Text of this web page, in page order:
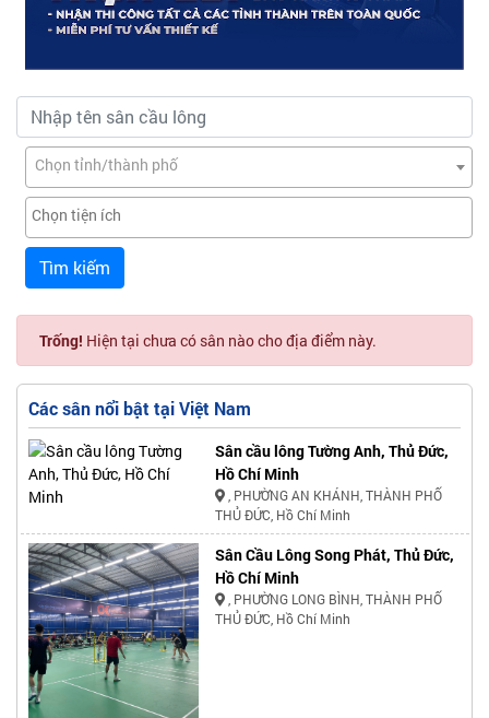
Chọn tỉnh/thành phố
Tìm kiếm
Trống! Hiện tại chưa có sân nào cho địa điểm này.
Các sân nổi bật tại Việt Nam
Sân cầu lông Tường Anh, Thủ Đức,
Hồ Chí Minh
, PHƯỜNG AN KHÁNH, THÀNH PHỐ
THỦ ĐỨC, Hồ Chí Minh
Sân Cầu Lông Song Phát, Thủ Đức,
Hồ Chí Minh
, PHƯỜNG LONG BÌNH, THÀNH PHỐ
THỦ ĐỨC, Hồ Chí Minh